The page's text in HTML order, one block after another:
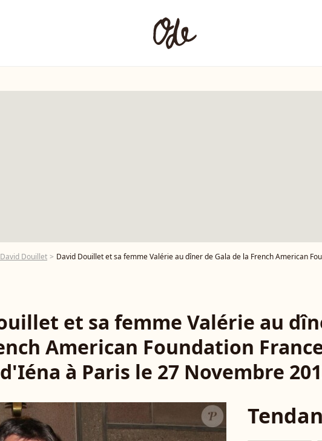
Douillet David Douillet et sa femme Valérie au dîner de Gala de la French American Foundation France
et sa femme Valérie au
American Foundation
d'Iéna à Paris le 27 Novembre